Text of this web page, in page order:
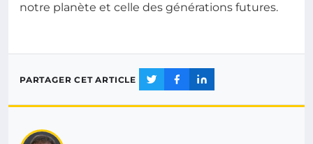
notre planète et celle des générations futures.
PARTAGER CET ARTICLE